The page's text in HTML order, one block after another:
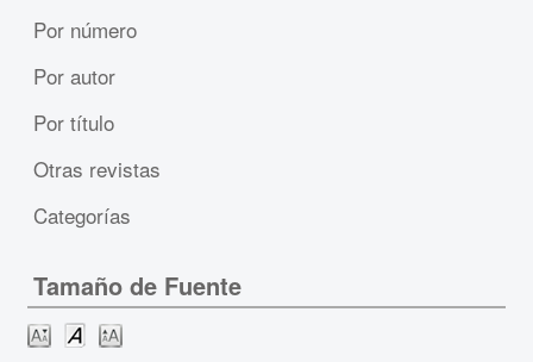
Por número
Por autor
Por título
Otras revistas
Categorías
Tamaño de Fuente